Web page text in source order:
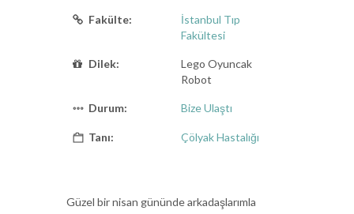
Fakülte:
İstanbul Tıp
Fakültesi
Dilek:
Lego Oyuncak
Robot
Durum: Bize Ulaştı
Tanı: Çölyak Hastalığı
Güzel bir nisan gününde arkadaşlarımla